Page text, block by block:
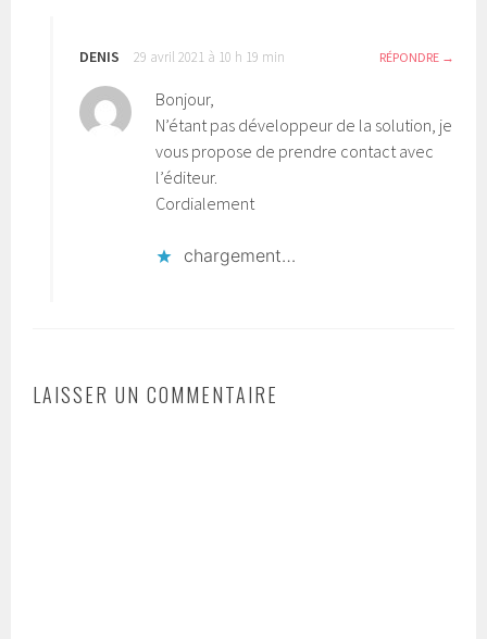
DENIS 29 avril 2021 à 10 h 19 min RÉPONDRE
Bonjour,
N’étant pas développeur de la solution, je
vous propose de prendre contact avec
l’éditeur.
Cordialement
chargement…
LAISSER UN COMMENTAIRE